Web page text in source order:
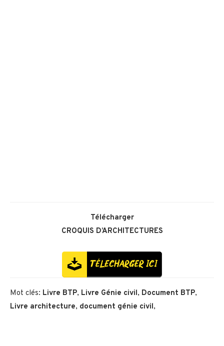
Télécharger
CROQUIS D’ARCHITECTURES
Mot clés: Livre BTP, Livre Génie civil, Document BTP,
Livre architecture, document génie civil,